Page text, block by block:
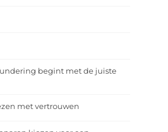
begint met de juiste
met vertrouwen